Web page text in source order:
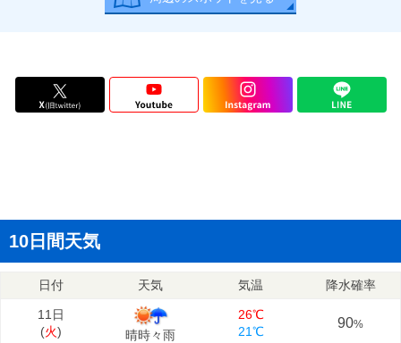
10日間天気
日付 天気 気温 降水確率
11日
(火) 晴時々雨
26℃
21℃
90%